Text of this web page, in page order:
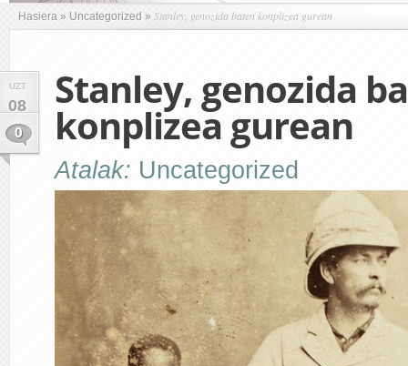
Hasiera » Uncategorized » Stanley, genozida baten konplizea gurean
UZT
08
0
Stanley, genozida
konplizea gurean
Atalak: Uncategorized